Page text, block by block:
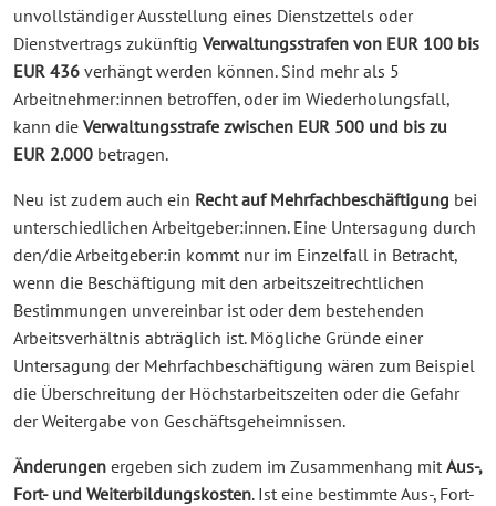
unvollständiger Ausstellung eines Dienstzettels oder
Dienstvertrags zukünftig Verwaltungsstrafen von EUR 100 bis
EUR 436 verhängt werden können. Sind mehr als 5
Arbeitnehmer:innen betroffen, oder im Wiederholungsfall,
kann die Verwaltungsstrafe zwischen EUR 500 und bis zu
EUR 2.000 betragen.
Neu ist zudem auch ein Recht auf Mehrfachbeschäftigung bei
unterschiedlichen Arbeitgeber:innen. Eine Untersagung durch
den/die Arbeitgeber:in kommt nur im Einzelfall in Betracht,
wenn die Beschäftigung mit den arbeitszeitrechtlichen
Bestimmungen unvereinbar ist oder dem bestehenden
Arbeitsverhältnis abträglich ist. Mögliche Gründe einer
Untersagung der Mehrfachbeschäftigung wären zum Beispiel
die Überschreitung der Höchstarbeitszeiten oder die Gefahr
der Weitergabe von Geschäftsgeheimnissen.
Änderungen ergeben sich zudem im Zusammenhang mit Aus-,
Fort- und Weiterbildungskosten. Ist eine bestimmte Aus-, Fort-